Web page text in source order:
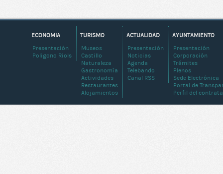
AYUNTAMIENTO
Presentación
Corporación
Trámites
Plenos
Sede Electrónica
Portal de
Perfil del
ACTUALIDAD
Presentación
Noticias
Agenda
Telebando
Canal RSS
TURISMO
Museos
Castillo
Naturaleza
Gastronomía
Actividades
Restaurantes
Alojamientos
ECONOMIA
Presentación
Poligono Riols